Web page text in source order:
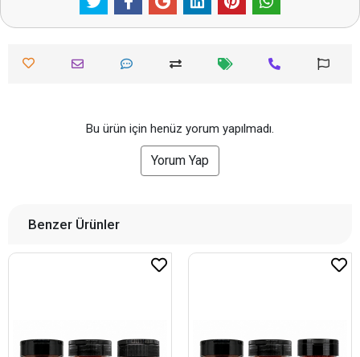
Bu ürün için henüz yorum yapılmadı.
Yorum Yap
Benzer Ürünler